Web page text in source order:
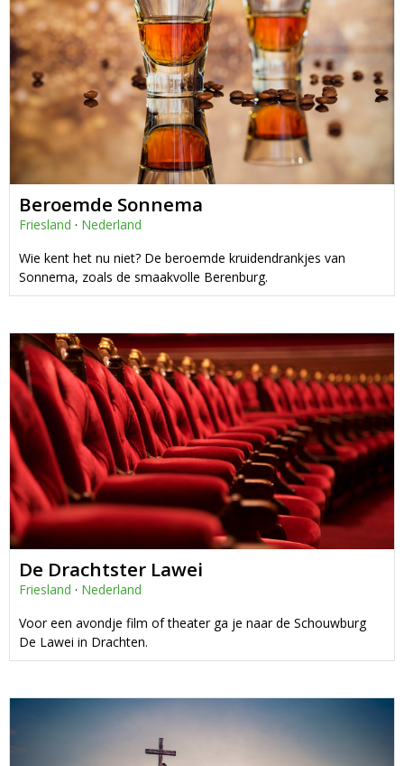
Beroemde Sonnema
Friesland · Nederland
Wie kent het nu niet? De beroemde kruidendrankjes van
Sonnema, zoals de smaakvolle Berenburg.
De Drachtster Lawei
Friesland · Nederland
Voor een avondje film of theater ga je naar de Schouwburg
De Lawei in Drachten.